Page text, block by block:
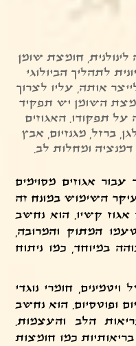
חומצת שומן
מסוג אומגה 3 החיונית לתהליך הביולוגי
אותה, עליו לצרוך
השומן יש תפקיד
תפקודו. האגוזים
ברזל, מגנזיום, אבץ
עבור אגוזים מסוימים
עיקר השימוש במונח זה
אגוז קשיו. הוא נחשב
המתוק והמרובה,
במיוחד, כמו ניתוח
חומרי נוגדי
ופוטסיום. הוא נחשב
הלב והעצמות.
כמו חומצות